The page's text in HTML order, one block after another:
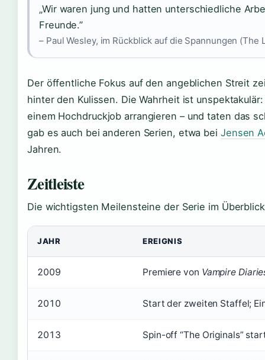
„Wir waren jung und hatten unterschiedliche
Freunde.”
– Paul Wesley, im Rückblick auf die Spannungen (The
Der öffentliche Fokus auf den angeblichen Streit
hinter den Kulissen. Die Wahrheit ist
einem Hochdruckjob arrangieren – und taten das
gab es auch bei anderen Serien, etwa bei Jensen
Jahren.
Zeitleiste
Die wichtigsten Meilensteine der Serie im
JAHR EREIGNIS
2009 Premiere von Vampire
2010 Start der zweiten Staffel;
2013 Spin-off “The Originals”